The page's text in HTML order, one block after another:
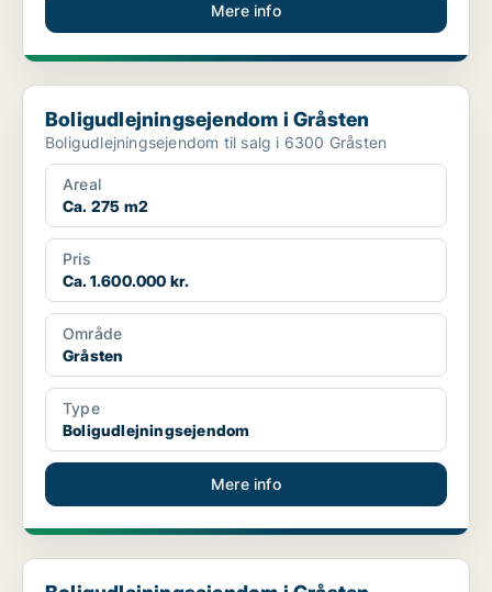
Mere info
Boligudlejningsejendom i Gråsten
Boligudlejningsejendom i Gråsten
Boligudlejningsejendom til salg i 6300 Gråsten
Areal
Ca. 275 m2
Pris
Ca. 1.600.000 kr.
Område
Gråsten
Type
Boligudlejningsejendom
Mere info
Boligudlejningsejendom i Gråsten